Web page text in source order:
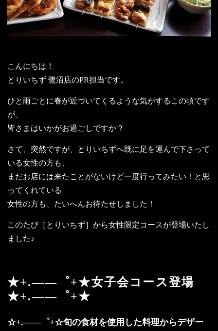
こんにちは！
とりいちず 鷺沼店のPR担当です。
ひと雨ごとに春が近づいてくるような気がするこの頃です
が、
皆さまはいかがお過ごしですか？
さて、突然ですが、とりいちずへ既に足を運んで下さって
いる女性の方も、
まだお店には来たことがないけど一度行ってみたい！と思
ってくれている
女性の方も、たいへんお待たせしました！
このたび［とりいちず］から女性限定コースが登場いたし
ました♪
★+.――゜+★女子会コース登場
★+.――゜+★
☆+.――゜+☆旬の食材を使用した料理からデザー